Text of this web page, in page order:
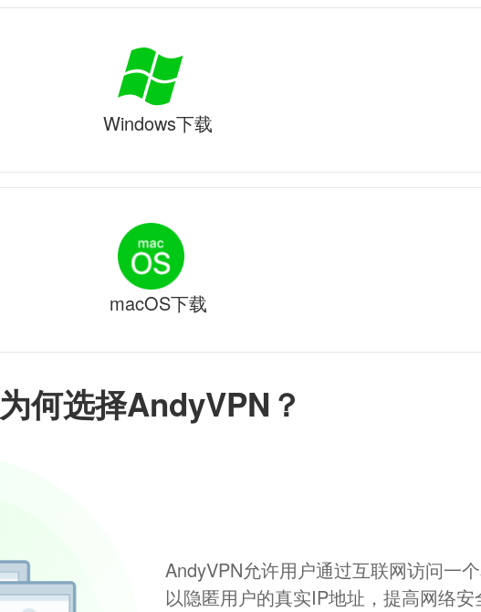
为何选择AndyVPN？
AndyVPN允许用户通过互联网访问一
以隐匿用户的真实IP地址，提高网络安
Windows下载
macOS下载